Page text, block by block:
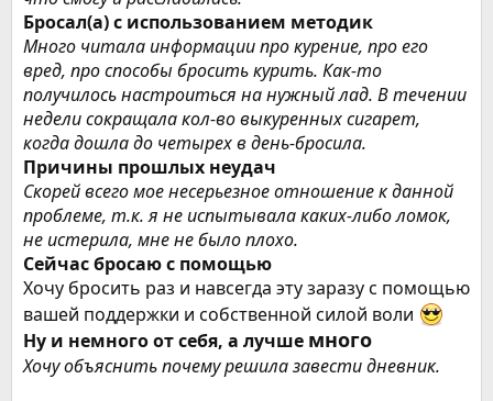
Бросал(а) с использованием методик
Много читала информации про курение, про его
вред, про способы бросить курить. Как-то
получилось настроиться на нужный лад. В течении
недели сокращала кол-во выкуренных сигарет,
когда дошла до четырех в день-бросила.
Причины прошлых неудач
Скорей всего мое несерьезное отношение к данной
проблеме, т.к. я не испытывала каких-либо ломок,
не истерила, мне не было плохо.
Сейчас бросаю с помощью
Хочу бросить раз и навсегда эту заразу с помощью
вашей поддержки и собственной силой воли
Ну и немного от себя, а лучше много
Хочу объяснить почему решила завести дневник.